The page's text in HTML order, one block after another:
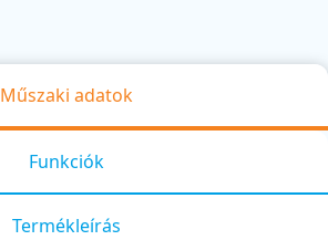
Műszaki adatok
Funkciók
Termékleírás